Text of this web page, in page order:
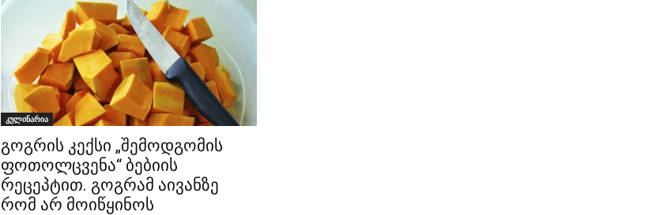
კულინარია
გოგრის კექსი „შემოდგომის
ფოთოლცვენა“ ბებიის
რეცეპტით. გოგრამ აივანზე
რომ არ მოიწყინოს